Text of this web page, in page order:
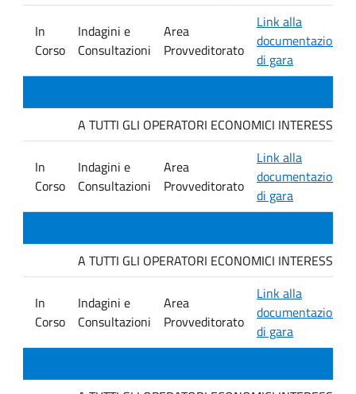
In
Corso
Indagini e
Consultazioni
Area
Provveditorato
Link alla
documentazione
di gara
A TUTTI GLI OPERATORI ECONOMICI
In
Corso
Indagini e
Consultazioni
Area
Provveditorato
Link alla
documentazione
di gara
A TUTTI GLI OPERATORI ECONOMICI
In
Corso
Indagini e
Consultazioni
Area
Provveditorato
Link alla
documentazione
di gara